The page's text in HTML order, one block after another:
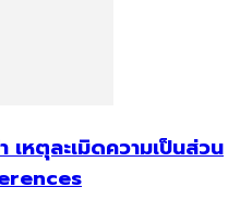
หตุละเมิดความเป็นส่วน